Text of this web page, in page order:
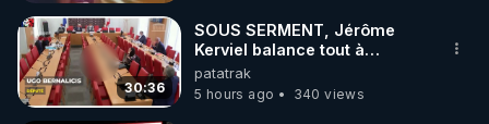
30:36
SOUS SERMENT, Jérôme
Kerviel balance tout à
l'Assemblée !
patatrak
5 hours ago
340 views